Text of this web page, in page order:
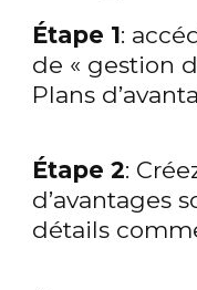
Étape 1:
de « gestion
Plans
Étape 2:
d’avantages
détails